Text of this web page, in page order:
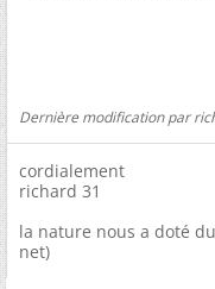
Dernière modification par
cordialement
richard 31
la nature nous a doté
net)